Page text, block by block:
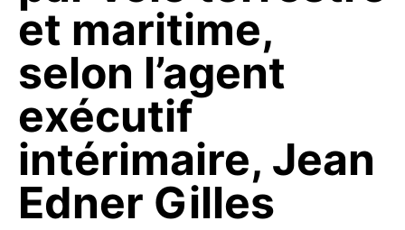
et maritime,
selon l’agent
exécutif
intérimaire, Jean
Edner Gilles